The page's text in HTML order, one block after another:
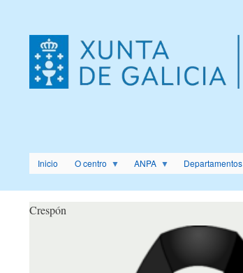
de
cuenta
usuario
Inicio O centro ANPA Departamentos
Crespón